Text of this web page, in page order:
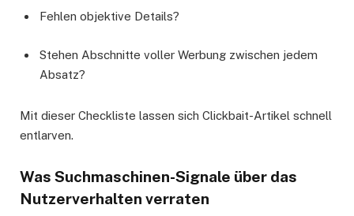
Fehlen objektive Details?
Stehen Abschnitte voller Werbung zwischen jedem
Absatz?
Mit dieser Checkliste lassen sich Clickbait-Artikel schnell
entlarven.
Was Suchmaschinen-Signale über das
Nutzerverhalten verraten